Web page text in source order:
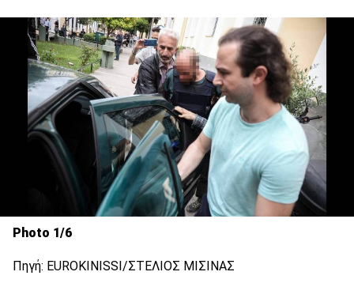
Photo 1/6
Πηγή: EUROKINISSI/ΣΤΕΛΙΟΣ ΜΙΣΙΝΑΣ